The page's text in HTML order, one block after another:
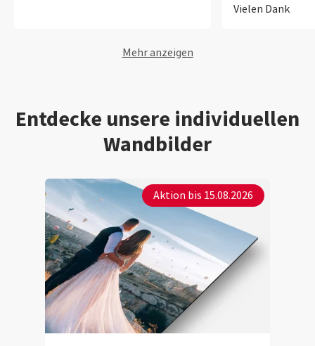
Vielen Dank
Mehr anzeigen
Entdecke unsere individuellen
Wandbilder
Aktion bis 15.08.2026